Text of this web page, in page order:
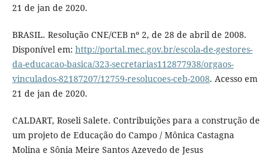
21 de jan de 2020.
BRASIL. Resolução CNE/CEB nº 2, de 28 de abril de 2008.
Disponível em: http://portal.mec.gov.br/escola-de-gestores-
da-educacao-basica/323-secretarias112877938/orgaos-
vinculados-82187207/12759-resolucoes-ceb-2008. Acesso em
21 de jan de 2020.
CALDART, Roseli Salete. Contribuições para a construção de
um projeto de Educação do Campo / Mônica Castagna
Molina e Sônia Meire Santos Azevedo de Jesus